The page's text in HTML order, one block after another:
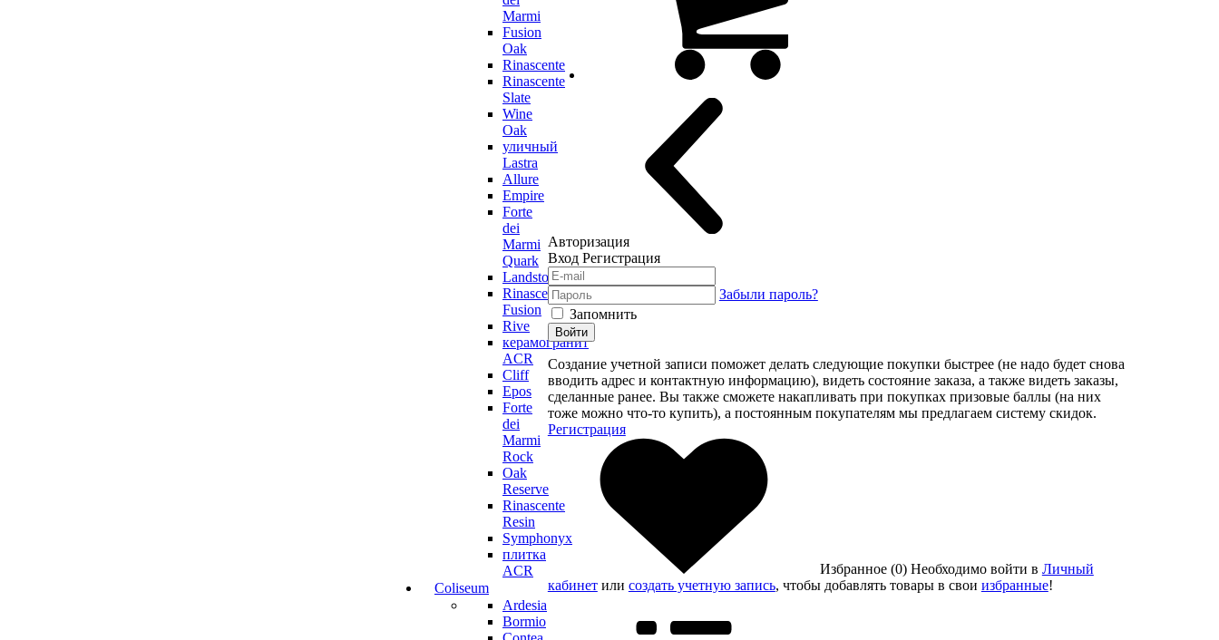
Marmi
Fusion
Oak
Rinascente
Rinascente
Slate
Wine
Oak
уличный
Lastra
Allure
Empire
Forte
dei
Marmi
Quark
Landstone
Rinascente
Fusion
Rive
керамогранит
ACR
Cliff
Epos
Forte
dei
Marmi
Rock
Oak
Reserve
Rinascente
Resin
Symphonyx
плитка
ACR
Coliseum
Ardesia
Bormio
Авторизация
Вход Регистрация
Забыли пароль?
Запомнить
Войти
Создание учетной записи поможет делать следующие покупки быстрее (не надо будет снова
вводить адрес и контактную информацию), видеть состояние заказа, а также видеть заказы,
сделанные ранее. Вы также сможете накапливать при покупках призовые баллы (на них
тоже можно что-то купить), а постоянным покупателям мы предлагаем систему скидок.
Регистрация
Избранное (0) Необходимо войти в Личный
кабинетили создать учетную запись, чтобы добавлять товары в свои избранные!